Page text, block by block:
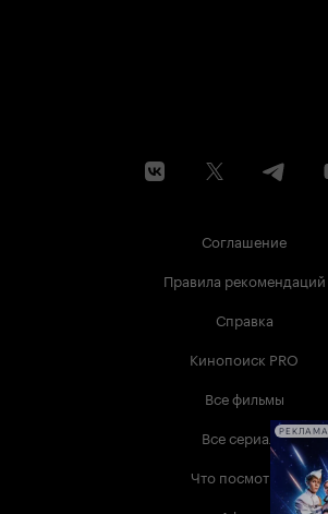
Соглашение
Правила рекомендаций
Справка
Кинопоиск PRO
Все фильмы
Все сериалы
Что посмотреть
РЕКЛАМА